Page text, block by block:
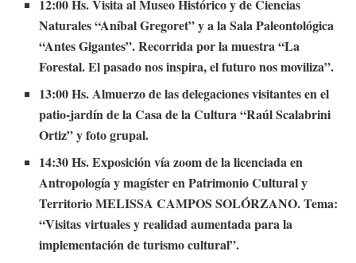
12:00 Hs. Visita al Museo Histórico y de Ciencias
Naturales “Aníbal Gregoret” y a la Sala Paleontológica
“Antes Gigantes”. Recorrida por la muestra “La
Forestal. El pasado nos inspira, el futuro nos moviliza”.
13:00 Hs. Almuerzo de las delegaciones visitantes en el
patio-jardín de la Casa de la Cultura “Raúl Scalabrini
Ortiz” y foto grupal.
14:30 Hs. Exposición vía zoom de la licenciada en
Antropología y magíster en Patrimonio Cultural y
Territorio MELISSA CAMPOS SOLÓRZANO. Tema:
“Visitas virtuales y realidad aumentada para la
implementación de turismo cultural”.